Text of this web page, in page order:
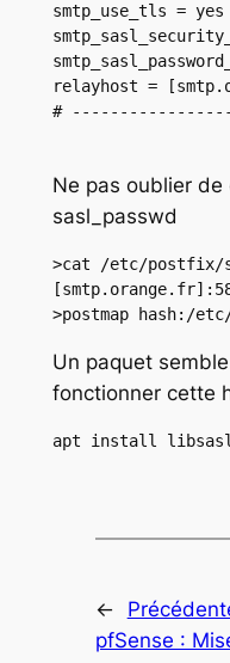
smtp_use_tls = yes
relayhost =
#
Ne pas oublier
sasl_passwd
>cat /etc/postfix/
>postmap hash:/
Un paquet
fonctionner cette
apt install
←
pfSense :